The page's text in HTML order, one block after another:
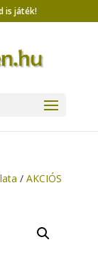
is játék!
/ AKCIÓS